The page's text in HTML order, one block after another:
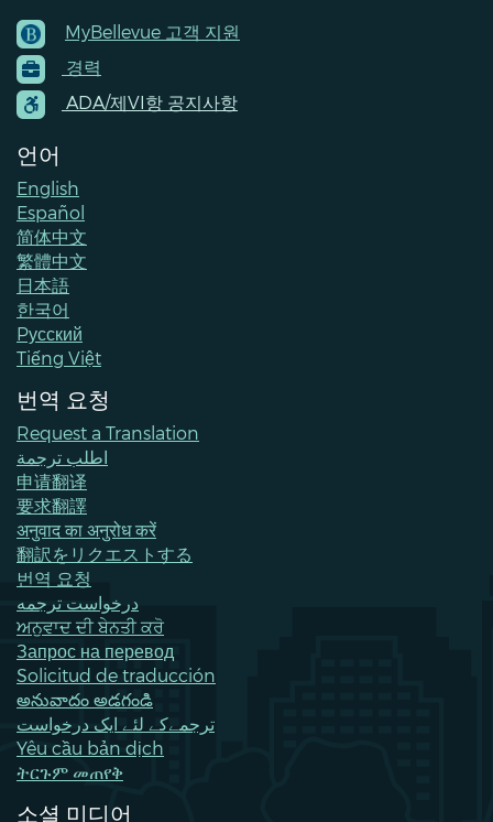
Footer
Menu
Contacts
MyBellevue 고객 지원
경력
ADA/제VI항 공지사항
언어
English
Español
简体中文
繁體中文
日本語
한국어
Pусский
Tiếng Việt
번역 요청
Request a Translation
اطلب ترجمة
申请翻译
要求翻譯
अनुवाद का अनुरोध करें
翻訳をリクエストする
번역 요청
درخواست ترجمه
ਅਨੁਵਾਦ ਦੀ ਬੇਨਤੀ ਕਰੋ
Запрос на перевод
Solicitud de traducción
అనువాదం అడగండి
ترجمےکے لئے ایک درخواست
Yêu cầu bản dịch
ትርጉም መጠየቅ
소셜 미디어